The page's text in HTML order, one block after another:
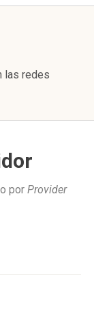
las redes
por Provider